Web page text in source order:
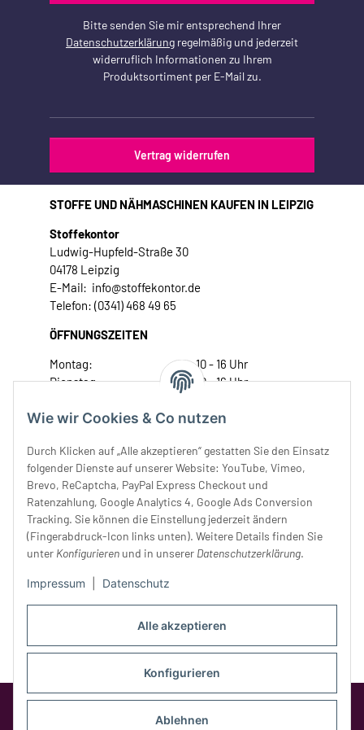
Alle akzeptieren
Konfigurieren
Ablehnen
Wie wir Cookies & Co nutzen
Durch Klicken auf „Alle akzeptieren“ gestatten Sie den Einsatz
folgender Dienste auf unserer Website: YouTube, Vimeo,
Brevo, ReCaptcha, PayPal Express Checkout und
Ratenzahlung, Google Analytics 4, Google Ads Conversion
Tracking. Sie können die Einstellung jederzeit ändern
(Fingerabdruck-Icon links unten). Weitere Details finden Sie
unter Konfigurieren und in unserer Datenschutzerklärung.
Impressum Datenschutz
Bitte senden Sie mir entsprechend Ihrer
Datenschutzerklärung regelmäßig und jederzeit
widerruflich Informationen zu Ihrem
Produktsortiment per E-Mail zu.
Vertrag widerrufen
STOFFE UND NÄHMASCHINEN KAUFEN IN LEIPZIG
Stoffekontor
Ludwig-Hupfeld-Straße 30
04178 Leipzig
E-Mail: info@stoffekontor.de
Telefon: (0341) 468 49 65
ÖFFNUNGSZEITEN
Montag:
10 - 16 Uhr
Dienstag:
10 - 16 Uhr
Donnerstag:
10 - 18 Uhr
Samstag:
10 - 14 Uhr
Unser Service
Rechtliches
Google Analytics deaktivierenStatus: